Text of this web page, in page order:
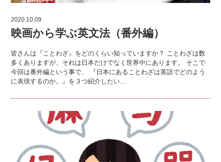
2020.10.09
映画から学ぶ英文法（番外編）
皆さんは『ことわざ』をどのくらい知っていますか？ ことわざは数
多くありますが、それは日本だけでなく世界中にあります。 そこで
今回は番外編という事で、 『日本にあることわざは英語でどのよう
に表現するのか。』を３つ紹介したい…